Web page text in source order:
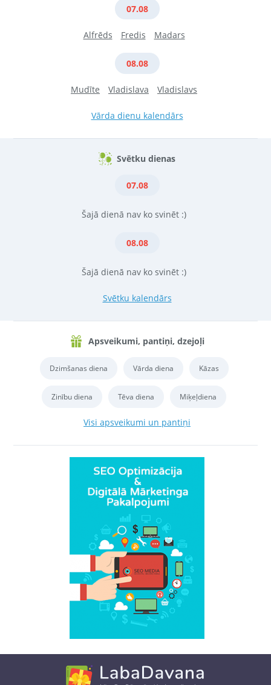
07.08
Alfrēds Fredis Madars
08.08
Mudīte Vladislava Vladislavs
Vārda dienu kalendārs
Svētku dienas
07.08
Šajā dienā nav ko svinēt :)
08.08
Šajā dienā nav ko svinēt :)
Svētku kalendārs
Apsveikumi, pantiņi, dzejoļi
Dzimšanas diena Vārda diena Kāzas
Zinību diena Tēva diena Miķeļdiena
Visi apsveikumi un pantiņi